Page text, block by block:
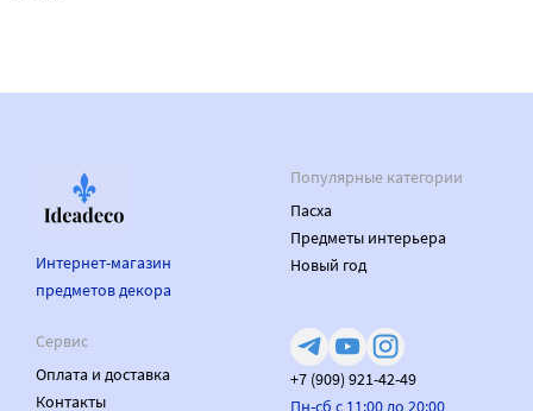
Интернет-магазин
предметов декора
Популярные категории
Пасха
Предметы интерьера
Новый год
Сервис
Оплата и доставка
Контакты
+7 (909) 921-42-49
Пн-сб с 11:00 до 20:00